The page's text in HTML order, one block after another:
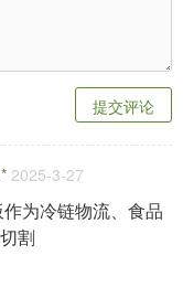
提交评论
2025-3-27
为冷链物流、食品
割